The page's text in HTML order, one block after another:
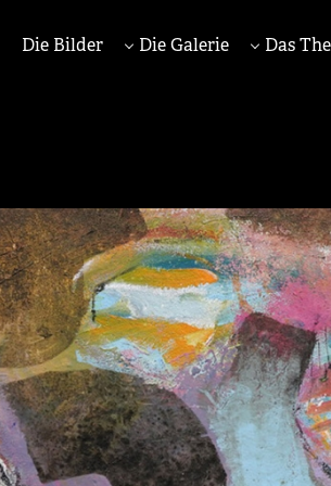
Die Bilder Die Galerie Das